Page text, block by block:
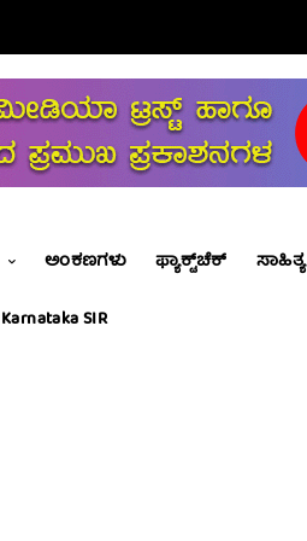
ಅಂಕಣಗಳು ಫ್ಯಾಕ್ಟ್‌ಚೆಕ್
ಸಾಹಿತ್ಯ
Karnataka SIR